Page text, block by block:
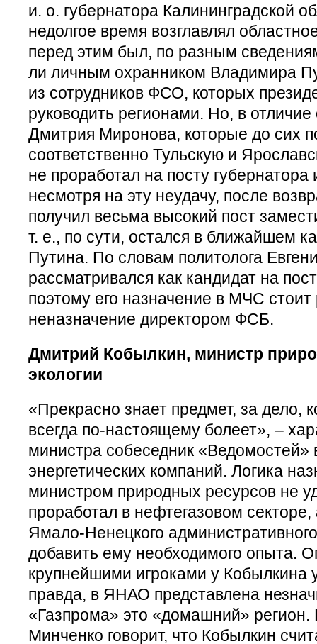
и. о. губернатора Калининградской
недолгое время возглавлял
перед этим был, по разным
ли личным охранником Владимира
из сотрудников ФСО, которых
руководить регионами. Но, в
Дмитрия Миронова, которые до сих
соответственно Тульскую и
не проработал на посту
несмотря на эту неудачу, после
получил весьма высокий пост
т. е., по сути, остался в ближайшем
Путина. По словам политолога
рассматривался как кандидат на
поэтому его назначение в МЧС стоит
неназначение директором ФСБ.
Дмитрий Кобылкин, министр
экологии
«Прекрасно знает предмет, за дело,
всегда по-настоящему болеет», –
министра собеседник «Ведомостей»
энергетических компаний. Логика
министром природных ресурсов не
проработал в нефтегазовом секторе,
Ямало-Ненецкого
добавить ему необходимого опыта.
крупнейшими игроками у Кобылкина
правда, в ЯНАО представлена
«Газпрома» это «домашний» регион.
Минченко говорит, что Кобылкин